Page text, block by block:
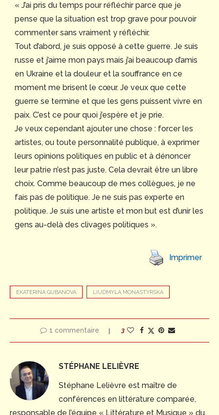
« J’ai pris du temps pour réfléchir parce que je
pense que la situation est trop grave pour pouvoir
commenter sans vraiment y réfléchir.
Tout d’abord, je suis opposé à cette guerre. Je suis
russe et j’aime mon pays mais j’ai beaucoup d’amis
en Ukraine et la douleur et la souffrance en ce
moment me brisent le cœur. Je veux que cette
guerre se termine et que les gens puissent vivre en
paix. C’est ce pour quoi j’espère et je prie.
Je veux cependant ajouter une chose : forcer les
artistes, ou toute personnalité publique, à exprimer
leurs opinions politiques en public et à dénoncer
leur patrie n’est pas juste. Cela devrait être un libre
choix. Comme beaucoup de mes collègues, je ne
fais pas de politique. Je ne suis pas experte en
politique. Je suis une artiste et mon but est d’unir les
gens au-delà des clivages politiques ».
Imprimer
EKATERINA GUBANOVA LIUDMYLA MONASTYRSKA
1 commentaire 3
STÉPHANE LELIÈVRE
Stéphane Lelièvre est maître de
conférences en littérature comparée,
responsable de l’équipe « Littérature et Musique » du